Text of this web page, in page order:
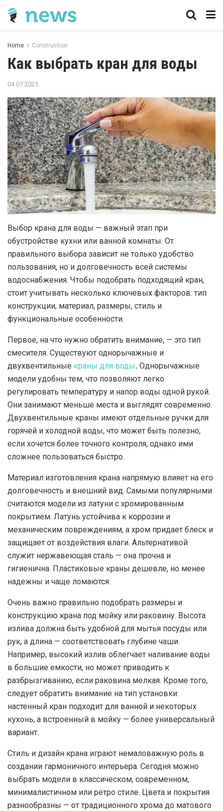
Home Construction
Как выбрать кран для воды
04.07.2025
Выбор крана для воды — важный этап при
обустройстве кухни или ванной комнаты. От
правильного выбора зависит не только удобство
пользования, но и долговечность всей системы
водоснабжения. Чтобы подобрать подходящий кран,
стоит учитывать несколько ключевых факторов: тип
конструкции, материал, размеры, стиль и
функциональные особенности.
Первое, на что нужно обратить внимание, — это тип
смесителя. Существуют однорычажные и
двухвентильные краны для воды. Однорычажные
модели удобны тем, что позволяют легко
регулировать температуру и напор воды одной рукой.
Они занимают меньше места и выглядят современно.
Двухвентильные краны имеют отдельные ручки для
горячей и холодной воды, что может быть полезно,
если хочется более точного контроля, однако ими
сложнее пользоваться быстро.
Материал изготовления крана напрямую влияет на его
долговечность и внешний вид. Самыми популярными
считаются модели из латуни с хромированным
покрытием. Латунь устойчива к коррозии и
механическим повреждениям, а хром придает блеск и
защищает от воздействия влаги. Альтернативой
служит нержавеющая сталь — она прочна и
гигиенична. Пластиковые краны дешевле, но менее
надежны и чаще ломаются.
Очень важно правильно подобрать размеры и
конструкцию крана под мойку или раковину. Высота
излива должна быть удобной для мытья посуды или
рук, а длина — соответствовать глубине чаши.
Например, высокий излив облегчает наливание воды
в большие емкости, но может приводить к
разбрызгиванию, если раковина мелкая. Кроме того,
следует обратить внимание на тип установки:
настенный кран подходит для ванной и некоторых
кухонь, а встроенный в мойку — более универсальный
вариант.
Стиль и дизайн крана играют немаловажную роль в
создании гармоничного интерьера. Сегодня можно
выбрать модели в классическом, современном,
минималистичном или ретро стиле. Цвета и покрытия
разнообразны — от традиционного хрома до матового